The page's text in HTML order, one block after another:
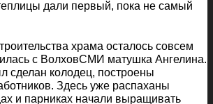
дали первый, пока не самый
храма осталось совсем
с ВолховСМИ матушка Ангелина.
сделан колодец, построены
Здесь уже распаханы
и парниках начали выращивать